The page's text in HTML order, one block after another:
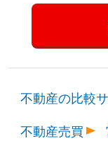
不動産の比較
不動産売買